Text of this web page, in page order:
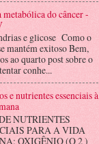
metabólica do câncer -
e glicose Como o
mantém exitoso Bem,
ao quarto post sobre o
conhe...
e nutrientes essenciais à
NUTRIENTES
PARA A VIDA
OXIGÊNIO (O 2 )